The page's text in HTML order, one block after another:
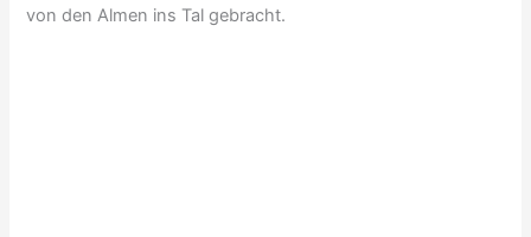
von den Almen ins Tal gebracht.